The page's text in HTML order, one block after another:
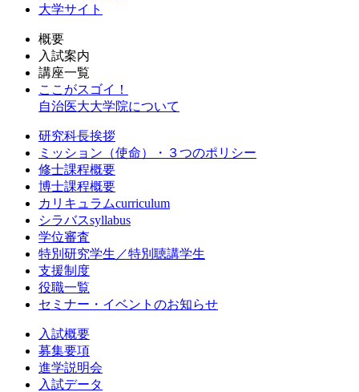
大学サイト
概要
入試案内
講座一覧
ここがスゴイ！
自治医大大学院について
研究科長挨拶
ミッション（使命）・３つのポリシー
修士課程概要
博士課程概要
カリキュラムcurriculum
シラバスsyllabus
学位審査
特別研究学生／特別聴講学生
支援制度
役職一覧
セミナー・イベントのお知らせ
入試概要
募集要項
進学説明会
入試データ